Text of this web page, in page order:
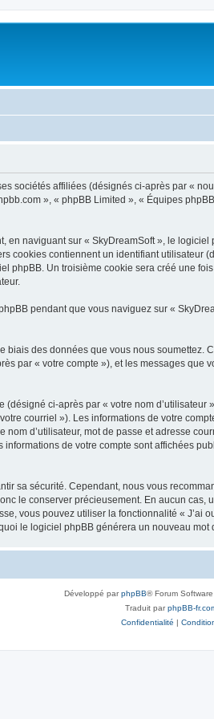
sociétés affiliées (désignés ci-après par «
», « phpBB Limited », « Équipes
en naviguant sur « SkyDreamSoft », le
cookies contiennent un identifiant
phpBB. Un troisième cookie sera créé une
pendant que vous naviguez sur «
biais des données que vous nous
par « votre compte »), et les messages
ci-après par « votre nom
courriel »). Les informations de votre
d’utilisateur, mot de passe et adresse
de votre compte sont affichées
sa sécurité. Cependant, nous vous
le conserver précieusement. En aucun
vous pouvez utiliser la fonctionnalité «
le logiciel phpBB générera un nouveau
Développé parphpBB® Forum
Traduit parphpBB-
Confidentialité |